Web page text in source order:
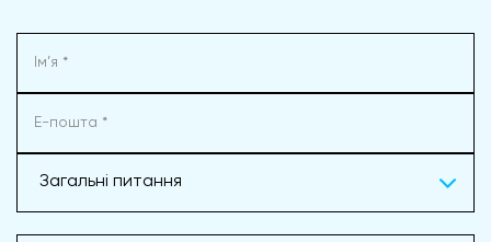
Загальні питання